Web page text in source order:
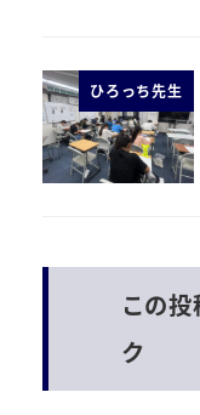
ひろっち先生
この
ク